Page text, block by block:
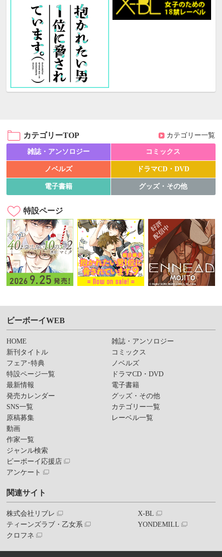
カテゴリーTOP カテゴリー一覧
雑誌・アンソロジー コミックス
ノベルズ ドラマCD・DVD
電子書籍 グッズ・その他
特設ページ
ビーボーイWEB
HOME
新刊タイトル
フェア･特典
特設ページ一覧
最新情報
発売カレンダー
SNS一覧
原稿募集
動画
作家一覧
ジャンル検索
ビーボーイ応援店
アンケート
雑誌・アンソロジー
コミックス
ノベルズ
ドラマCD・DVD
電子書籍
グッズ・その他
カテゴリー一覧
レーベル一覧
関連サイト
株式会社リブレ
ティーンズラブ・乙女系
クロフネ
X-BL
YONDEMILL